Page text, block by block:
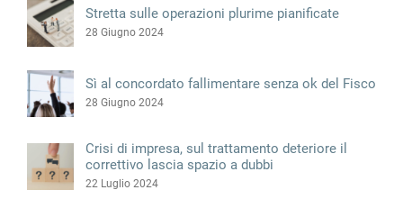
Stretta sulle operazioni plurime pianificate
28 Giugno 2024
Sì al concordato fallimentare senza ok del Fisco
28 Giugno 2024
Crisi di impresa, sul trattamento deteriore il
correttivo lascia spazio a dubbi
22 Luglio 2024